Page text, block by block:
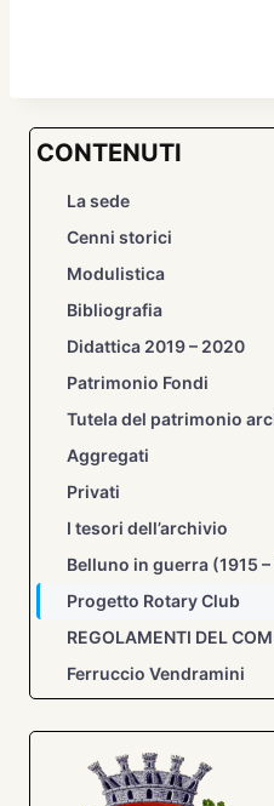
CONTENUTI
La sede
Cenni storici
Modulistica
Bibliografia
Didattica 2019 – 2020
Patrimonio Fondi
Tutela del patrimonio
Aggregati
Privati
I tesori dell’archivio
Belluno in guerra (1915 –
Progetto Rotary Club
REGOLAMENTI DEL
Ferruccio Vendramini